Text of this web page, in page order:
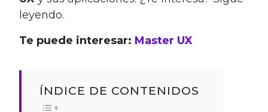
leyendo.
Te puede interesar: Master UX
ÍNDICE DE CONTENIDOS